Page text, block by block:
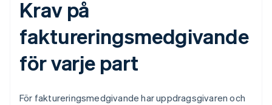
Krav på
faktureringsmedgivande
för varje part
För faktureringsmedgivande har uppdragsgivaren och